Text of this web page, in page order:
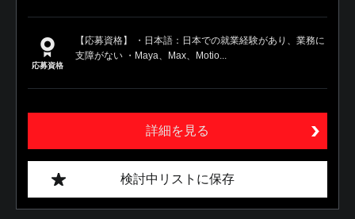
応募資格
【応募資格】 ・日本語：日本での就業経験があり、業務に
支障がない ・Maya、Max、Motio...
詳細を見る
検討中リストに保存